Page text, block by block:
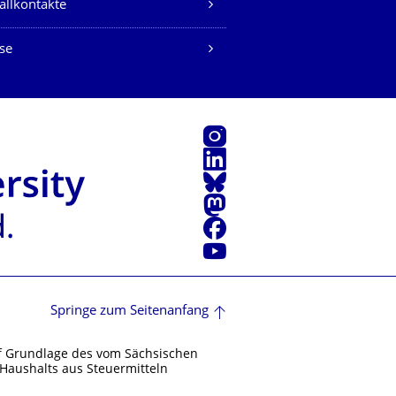
Instagram
LinkedIn
Bluesky
Mastodon
Facebook
Youtube
Springe zum Seitenanfang
des vom Sächsischen
aus Steuermitteln